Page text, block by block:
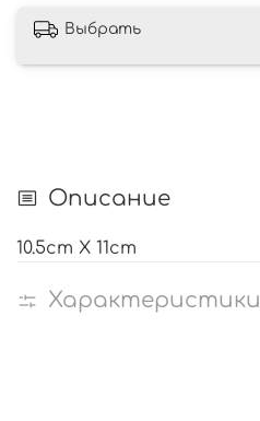
Выбрать
Описание
10.5cm X 11cm
Характеристики